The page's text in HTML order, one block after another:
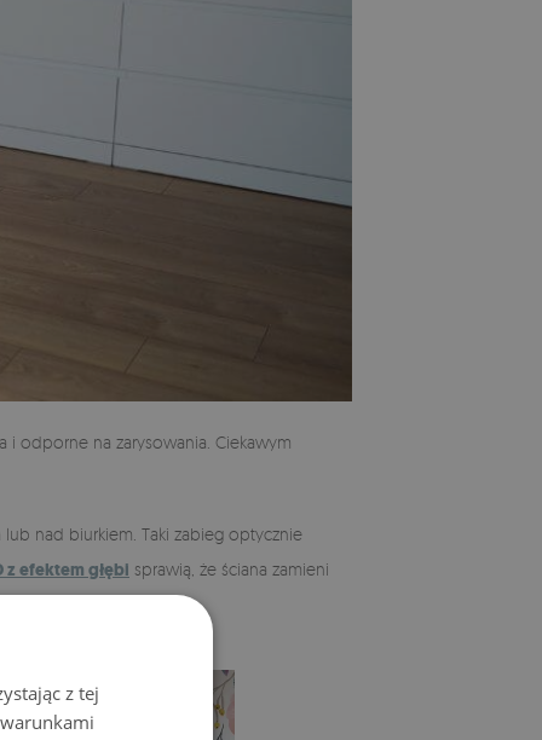
i odporne na zarysowania. Ciekawym
lub nad biurkiem. Taki zabieg optycznie
efektem głębi sprawią, że ściana zamieni
z tej